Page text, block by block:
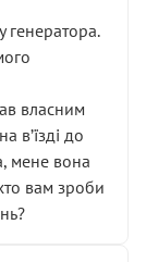
генератора.
власним
вʼїзді до
мене вона
вам зроби